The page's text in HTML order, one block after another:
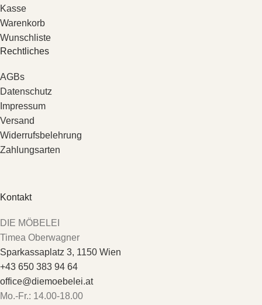
Kasse
Warenkorb
Wunschliste
Rechtliches
AGBs
Datenschutz
Impressum
Versand
Widerrufsbelehrung
Zahlungsarten
Kontakt
DIE MÖBELEI
Timea Oberwagner
Sparkassaplatz 3, 1150 Wien
+43 650 383 94 64
office@diemoebelei.at
Mo.-Fr.: 14.00-18.00